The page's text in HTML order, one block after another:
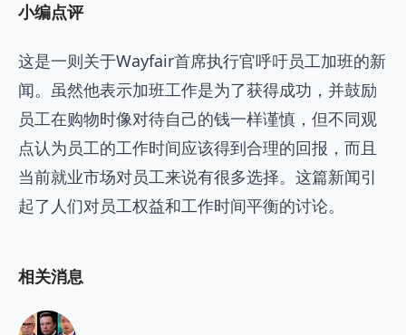
小编点评
这是一则关于Wayfair首席执行官呼吁员工加班的新
闻。虽然他表示加班工作是为了获得成功，并鼓励
员工在购物时像对待自己的钱一样谨慎，但不同观
点认为员工的工作时间应该得到合理的回报，而且
当前就业市场对员工来说有很多选择。这篇新闻引
起了人们对员工权益和工作时间平衡的讨论。
相关消息